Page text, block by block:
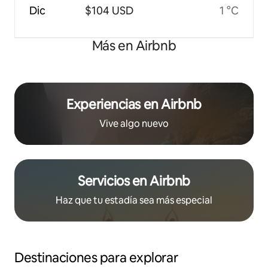
Dic $104 USD 1 °C
Más en Airbnb
Experiencias en Airbnb
Vive algo nuevo
Servicios en Airbnb
Haz que tu estadía sea más especial
Destinaciones para explorar